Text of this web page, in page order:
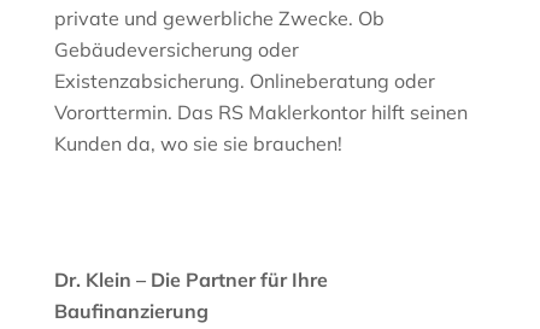
private und gewerbliche Zwecke. Ob
Gebäudeversicherung oder
Existenzabsicherung. Onlineberatung oder
Vororttermin. Das RS Maklerkontor hilft seinen
Kunden da, wo sie sie brauchen!
Dr. Klein – Die Partner für Ihre
Baufinanzierung